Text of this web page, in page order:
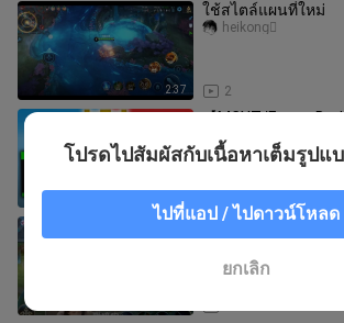
2:37
ใช้สไตล์แผนที่ใหม่
2
heikong゚
【MCYT/
จีน】การไล่ล่าสุดระ
leooion_____
“ช่องว่างของตำแหน่ง
โปรดไปสัมผัสกับเนื้อหาเต็มรูปแ
ไปที่แอป / ไปดาวน์โหลด
ยกเลิก